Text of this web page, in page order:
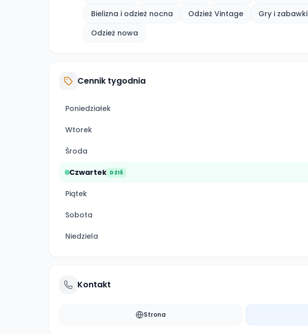
Bielizna i odzież nocna
Odzież Vintage Gry i zabawki
Odzież nowa
Cennik tygodnia
Poniedziałek
Wtorek
Środa
Czwartek DZIŚ
Piątek
Sobota
Niedziela
Kontakt
Strona